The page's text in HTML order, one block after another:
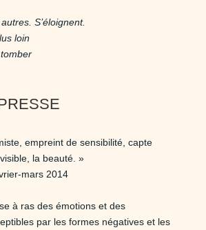
S’éloignent.
loin
empreint de sensibilité, capte
la beauté. »
mars 2014
à ras des émotions et des
par les formes négatives et les